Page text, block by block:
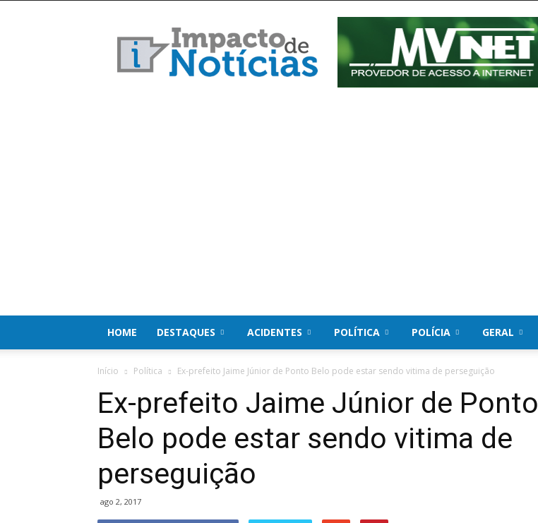
de
Notícias
HOME DESTAQUES ACIDENTES POLÍTICA POLÍCIA GERAL
Início Política Ex-prefeito Jaime Júnior de Ponto Belo pode estar sendo vitima de perseguição
Ex-prefeito Jaime Júnior de Ponto
Belo pode estar sendo vitima de
perseguição
ago 2, 2017